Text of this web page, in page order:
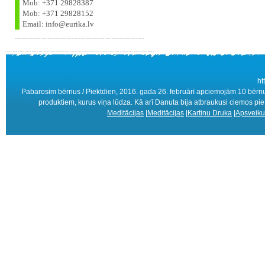
Mob: +371 29828387
Mob: +371 29828152
Email: info@eurika.lv
Pabarosim bērnus / Piektdien, 2016. gada 26. februārī apciemojām 10
produktiem, kurus viņa lūdza. Kā arī Danuta bija atbraukusi ciemos
Meditācijas Meditācijas Kartiņu Druka